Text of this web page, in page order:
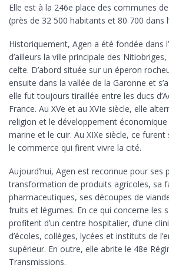
Elle est à la 246e place des communes
(près de 32 500 habitants et 80 700 dans
Historiquement, Agen a été fondée dans
d’ailleurs la ville principale des
celte. D’abord située sur un éperon
ensuite dans la vallée de la Garonne et
elle fut toujours tiraillée entre les ducs
France. Au XVe et au XVIe siècle, elle
religion et le développement
marine et le cuir. Au XIXe siècle, ce
le commerce qui firent vivre la cité.
Aujourd’hui, Agen est reconnue pour ses
transformation de produits agricoles, sa
pharmaceutiques, ses découpes de
fruits et légumes. En ce qui concerne les
profitent d’un centre hospitalier, d’une
d’écoles, collèges, lycées et instituts de
supérieur. En outre, elle abrite le 48e
Transmissions.